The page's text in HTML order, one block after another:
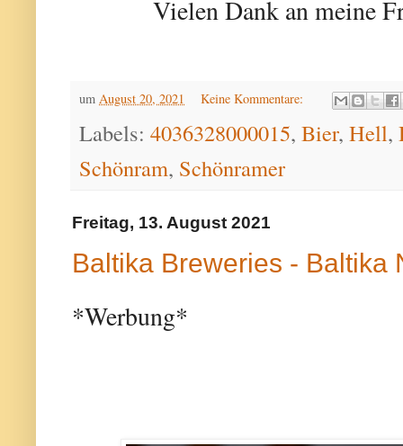
Vielen Dank an meine
um August 20, 2021 Keine Kommentare:
Labels: 4036328000015, Bier, Hell,
Schönram, Schönramer
Freitag, 13. August 2021
Baltika Breweries - Baltika
*Werbung*